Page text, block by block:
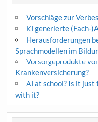
Vorschläge zur
KI generierte (Fach-
Herausforderungen
Sprachmodellen im
Vorsorgeprodukte
Krankenversicherung?
AI at school? Is it just
with it?